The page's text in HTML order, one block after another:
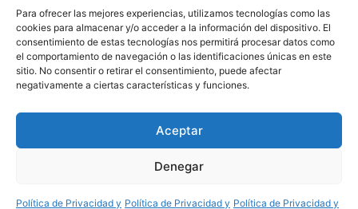
Para ofrecer las mejores experiencias, utilizamos tecnologías como las
cookies para almacenar y/o acceder a la información del dispositivo. El
consentimiento de estas tecnologías nos permitirá procesar datos como
el comportamiento de navegación o las identificaciones únicas en este
sitio. No consentir o retirar el consentimiento, puede afectar
negativamente a ciertas características y funciones.
Aceptar
Denegar
Política de Privacidad y Política de Privacidad y Política de Privacidad y